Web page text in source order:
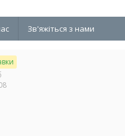
Зв'яжіться з нами